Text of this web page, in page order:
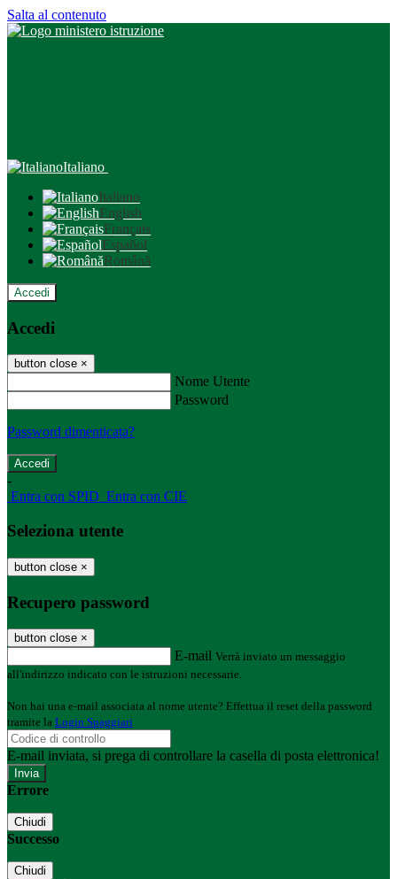
Salta al contenuto
Italiano
Italiano
English
Français
Español
Română
Accedi
Accedi
button close ×
Nome Utente
Password
Password dimenticata?
-
Entra con SPID Entra con CIE
Seleziona utente
button close ×
Recupero password
button close ×
E-mail Verrà inviato un messaggio
all'indirizzo indicato con le istruzioni necessarie.
Non hai una e-mail associata al nome utente? Effettua il reset della password
tramite la Login Spaggiari
E-mail inviata, si prega di controllare la casella di posta elettronica!
Errore
Chiudi
Successo
Chiudi